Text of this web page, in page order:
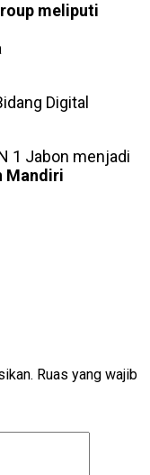
meliputi
Digital
1 Jabon menjadi
Mandiri
Ruas yang wajib